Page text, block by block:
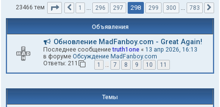
23466 тем Страница 298из 783
Пред.
1 … 296 297 298 299 300 … 783
Объявления
Обновление MadFanboy.com - Great Again!
Последнее сообщениеtruth1one « 13 апр 2026, 16:13
в форуме Обсуждение MadFanboy.com
Ответы: 211 1 … 7 8 9 10 11
Темы